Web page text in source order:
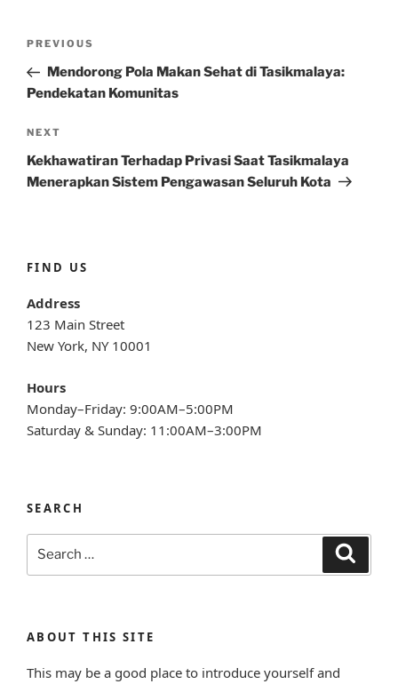
Previous
Post
PREVIOUS
Mendorong Pola Makan Sehat di Tasikmalaya:
Pendekatan Komunitas
Next
Post
NEXT
Kekhawatiran Terhadap Privasi Saat Tasikmalaya
Menerapkan Sistem Pengawasan Seluruh Kota
FIND US
Address
123 Main Street
New York, NY 10001
Hours
Monday–Friday: 9:00AM–5:00PM
Saturday & Sunday: 11:00AM–3:00PM
SEARCH
ABOUT THIS SITE
This may be a good place to introduce yourself and